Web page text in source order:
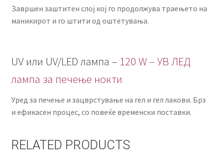
Завршен заштитен слој кој го продолжува траењето на
маникирот и го штити од оштетувања.
UV или UV/LED лампа – 120 W – УВ ЛЕД
лампа за печење нокти
Уред за печење и зацврстување на гел и гел лакови. Брз
и ефикасен процес, со повеќе временски поставки.
RELATED PRODUCTS